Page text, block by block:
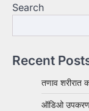
Search
Recent
तणाव शरीरात
ऑडिओ